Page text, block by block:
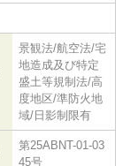
景観法/航空法/宅
地造成及び特定
盛土等規制法/高
度地区/準防火地
域/日影制限有
第25ABNT-01-03
45号